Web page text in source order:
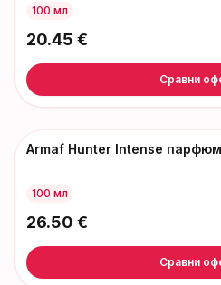
100 мл
20.45 €
Сравни
Armaf Hunter Intense
100 мл
26.50 €
Сравни